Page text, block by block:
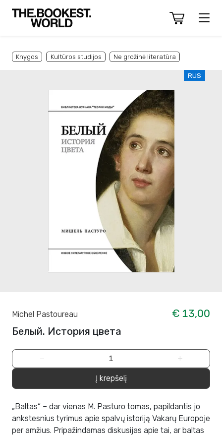
Knygos Kultūros studijos Ne grožinė literatūra
RUS
Michel Pastoureau
€ 13,00
Белый. История цвета
− +
Į krepšelį
„Baltas“ – dar vienas M. Pasturo tomas, papildantis jo
ankstesnius tyrimus apie spalvų istoriją Vakarų Europoje
per amžius. Pripažindamas diskusijas apie tai, ar baltas